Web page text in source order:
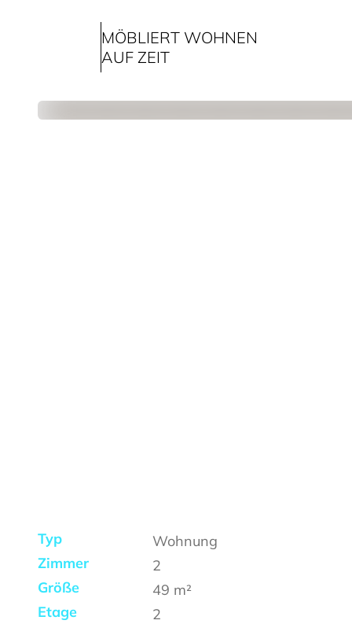
MÖBLIERT WOHNEN
AUF ZEIT
Typ
Wohnung
Zimmer
2
Größe
49 m²
Etage
2